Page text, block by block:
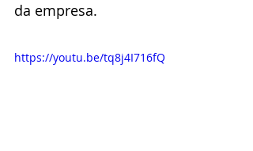
da empresa.
https://youtu.be/tq8j4I716fQ